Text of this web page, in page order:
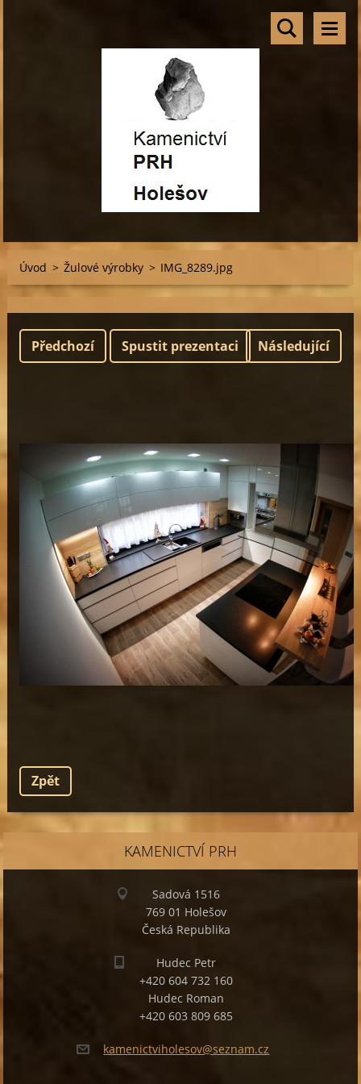
Úvod > Žulové výrobky > IMG_8289.jpg
Předchozí Spustit prezentaci Následující
Zpět
KAMENICTVÍ PRH
Sadová 1516
769 01 Holešov
Česká Republika
Hudec Petr
+420 604 732 160
Hudec Roman
+420 603 809 685
kamenictviholesov@seznam.cz